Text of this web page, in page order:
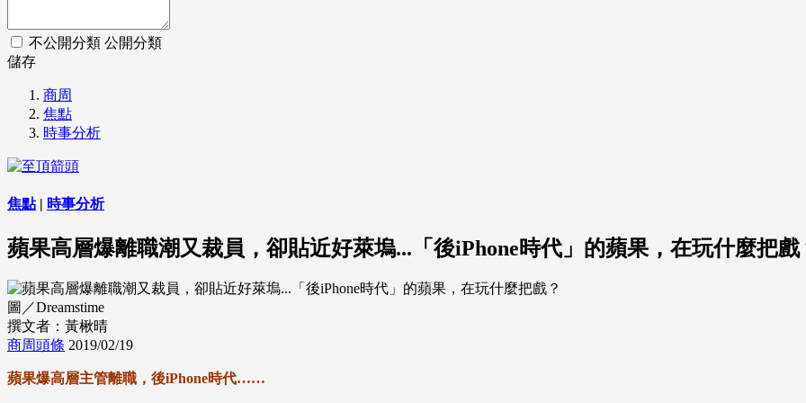
不公開分類 公開分類
儲存
商周
焦點
時事分析
焦點| 時事分析
蘋果高層爆離職潮又裁員，卻貼近好萊塢...「後iPhone時代」的蘋果，在玩什麼把戲
圖／Dreamstime
撰文者：黃楸晴
商周頭條 2019/02/19
蘋果爆高層主管離職，後iPhone時代……